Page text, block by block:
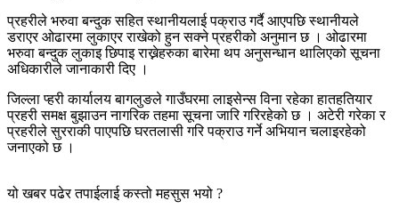
प्रहरीले भरुवा बन्दुक सहित स्थानीयलाई पक्राउ गर्दै आएपछि स्थानीयले
डराएर ओढारमा लुकाएर राखेको हुन सक्ने प्रहरीको अनुमान छ । ओढारमा
भरुवा बन्दुक लुकाइ छिपाइ राख्नेहरुका बारेमा थप अनुसन्धान थालिएको सूचना
अधिकारीले जानाकारी दिए ।
जिल्ला प्हरी कार्यालय बागलुङले गाउँघरमा लाइसेन्स विना रहेका हातहतियार
प्रहरी समक्ष बुझाउन नागरिक तहमा सूचना जारि गरिरहेको छ । अटेरी गरेका र
प्रहरीले सुरराकी पाएपछि घरतलासी गरि पक्राउ गर्ने अभियान चलाइरहेको
जनाएको छ ।
यो खबर पढेर तपाईलाई कस्तो महसुस भयो ?